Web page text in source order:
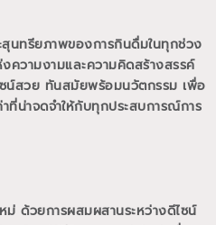
นทรียภาพของการกินดื่มในทุกช่วง
ความงามและความคิดสร้างสรรค์
ซน์สวย ทันสมัยพร้อมนวัตกรรม เพื่อ
น่าจดจำให้กับทุกประสบการณ์การ
ด้วยการผสมผสานระหว่างดีไซน์